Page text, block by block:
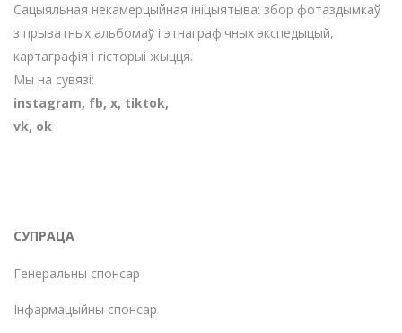
Сацыяльная некамерцыйная ініцыятыва: збор фотаздымкаў
з прыватных альбомаў і этнаграфічных экспедыцый,
картаграфія і гісторыі жыцця.
Мы на сувязі:
instagram, fb, х, tiktok,
vk, ok
СУПРАЦА
Генеральны спонсар
Інфармацыйны спонсар